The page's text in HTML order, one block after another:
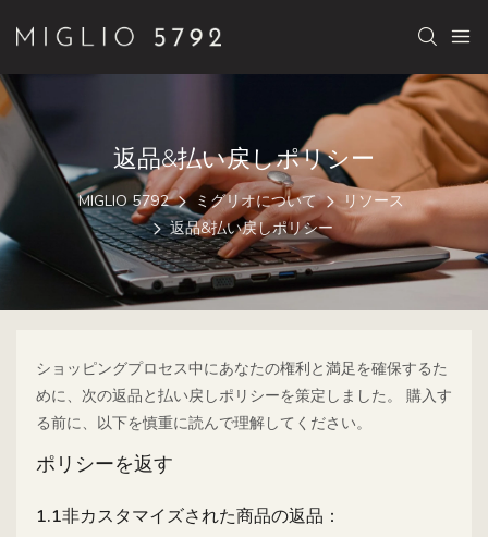
返品&払い戻しポリシー
MIGLIO 5792 ミグリオについて
リソース
返品&払い戻しポリシー
ショッピングプロセス中にあなたの権利と満足を確保するた
めに、次の返品と払い戻しポリシーを策定しました。 購入す
る前に、以下を慎重に読んで理解してください。
ポリシーを返す
1.1非カスタマイズされた商品の返品：